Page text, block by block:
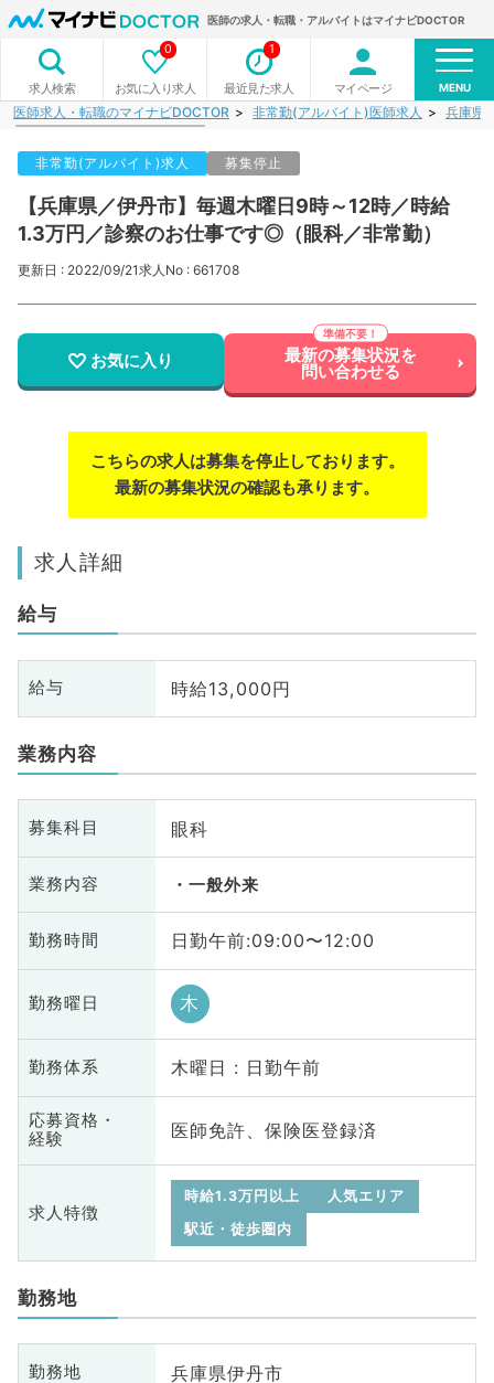
医師の求人・転職・アルバイトはマイナビDOCTOR
求人検索 お気に入り求人
0
最近見た求人
1
マイページ MENU
医師求人・転職のマイナビDOCTOR 非常勤(アルバイト)医師求人 兵庫県
非常勤(アルバイト)求人 募集停止
【兵庫県／伊丹市】毎週木曜日9時～12時／時給
1.3万円／診察のお仕事です◎（眼科／非常勤）
更新日 : 2022/09/21求人No : 661708
お気に入り 最新の募集状況を
問い合わせる
こちらの求人は募集を停止しております。
最新の募集状況の確認も承ります。
求人詳細
給与
給与 時給13,000円
業務内容
募集科目 眼科
業務内容 一般外来
勤務時間 日勤午前:09:00〜12:00
勤務曜日 木
勤務体系 木曜日 : 日勤午前
応募資格・
経験
医師免許、保険医登録済
求人特徴
時給1.3万円以上
人気エリア
駅近・徒歩圏内
勤務地
勤務地 兵庫県伊丹市